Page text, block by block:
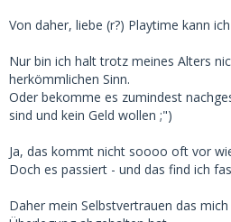
mal war oder sein sollte.
Was Goldie68 -Nomen es omen -
Geldfürihre Zeit- und bitte, ja die
Zeitrahmen stattfindet - einzu
Nicht für die Sympathie,
Je älter ein "Sugarbabe" wird,
Allerdings weil die Zeit wertvoller
Von daher, liebe (r?) Playtime kann
Nur bin ich halt trotz meines Alters
herkömmlichen Sinn.
Oder bekomme es zumindest
sind und kein Geld wollen ;")
Ja, das kommt nicht soooo oft vor
Doch es passiert - und das find ich
Daher mein Selbstvertrauen das